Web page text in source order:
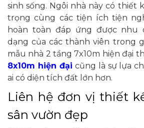
sinh sống. Ngôi nhà này có thiết
trọng cùng các tiện ích tiện
hoàn toàn đáp ứng được nhu
dạng của các thành viên trong
mẫu nhà 2 tầng 7x10m hiện đại
8x10m hiện đại cũng là sự lựa
ai có diện tích đất lớn hơn.
Liên hệ đơn vị thiết
sân vườn đẹp